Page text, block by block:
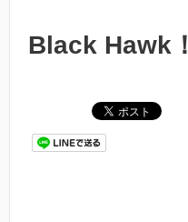
Black Hawk！